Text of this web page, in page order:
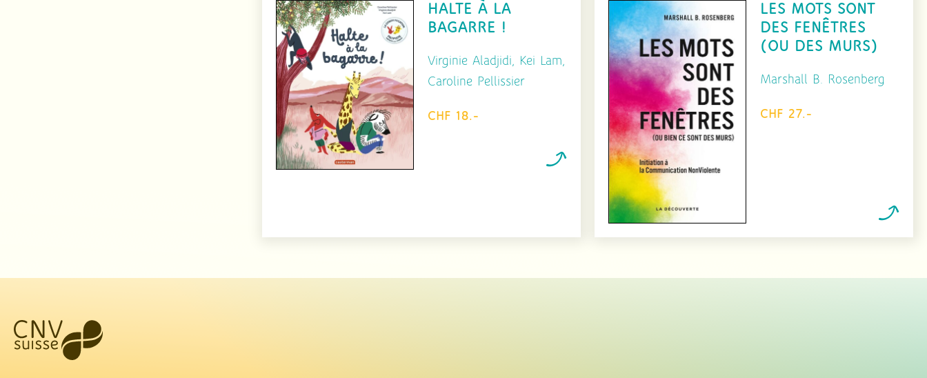
HALTE À LA
BAGARRE !
Virginie Aladjidi, Kei Lam,
Caroline Pellissier
CHF 18.-
LES MOTS SONT
DES FENÊTRES
(OU DES MURS)
Marshall B. Rosenberg
CHF 27.-